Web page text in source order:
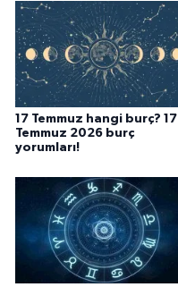
17 Temmuz hangi burç? 17
Temmuz 2026 burç
yorumları!